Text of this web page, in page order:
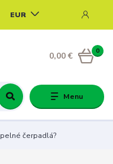
Menu
EUR
0
0,00 €
čerpadlá?